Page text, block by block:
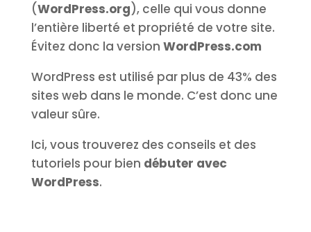
(WordPress.org), celle qui vous donne
l’entière liberté et propriété de votre site.
Évitez donc la version WordPress.com
WordPress est utilisé par plus de 43% des
sites web dans le monde. C’est donc une
valeur sûre.
Ici, vous trouverez des conseils et des
tutoriels pour bien débuter avec
WordPress.